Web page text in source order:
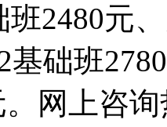
班2480元
基础班
网上咨